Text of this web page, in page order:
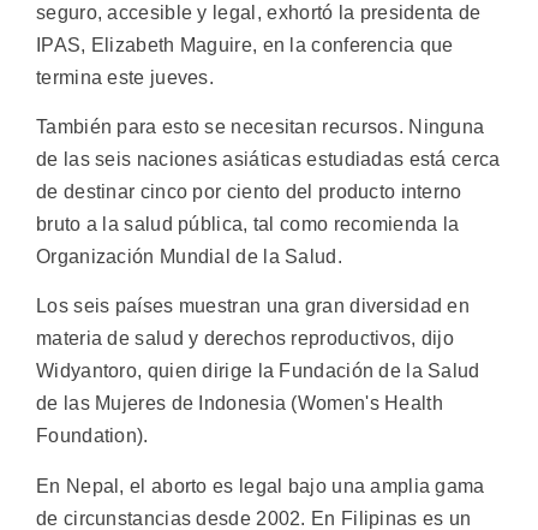
seguro, accesible y legal, exhortó la presidenta de
IPAS, Elizabeth Maguire, en la conferencia que
termina este jueves.
También para esto se necesitan recursos. Ninguna
de las seis naciones asiáticas estudiadas está cerca
de destinar cinco por ciento del producto interno
bruto a la salud pública, tal como recomienda la
Organización Mundial de la Salud.
Los seis países muestran una gran diversidad en
materia de salud y derechos reproductivos, dijo
Widyantoro, quien dirige la Fundación de la Salud
de las Mujeres de Indonesia (Women's Health
Foundation).
En Nepal, el aborto es legal bajo una amplia gama
de circunstancias desde 2002. En Filipinas es un